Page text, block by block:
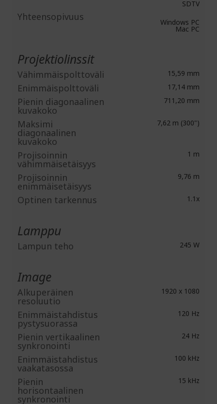
SDTV
Yhteensopivuus Windows PC
Mac PC
Projektiolinssit
Vähimmäispolttoväli 15,59 mm
Enimmäispolttoväli 17,14 mm
Pienin diagonaalinen
kuvakoko
711,20 mm
Maksimi
diagonaalinen
kuvakoko
7,62 m (300")
Projisoinnin
vähimmäisetäisyys
1 m
Projisoinnin
enimmäisetäisyys
9,76 m
Optinen tarkennus 1.1x
Lamppu
Lampun teho 245 W
Image
Alkuperäinen
resoluutio
1920 x 1080
Enimmäistahdistus
pystysuorassa
120 Hz
Pienin vertikaalinen
synkronointi
24 Hz
Enimmäistahdistus
vaakatasossa
100 kHz
Pienin
horisontaalinen
synkronointi
15 kHz